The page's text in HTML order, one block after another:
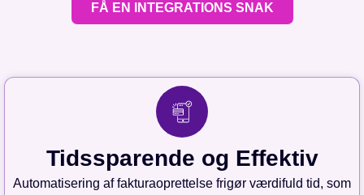
FÅ EN INTEGRATIONS SNAK
Tidssparende og Effektiv
Automatisering af fakturaoprettelse frigør værdifuld tid, som